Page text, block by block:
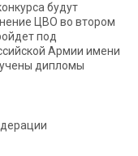
будут
ЦВО во втором
под
Армии имени
дипломы